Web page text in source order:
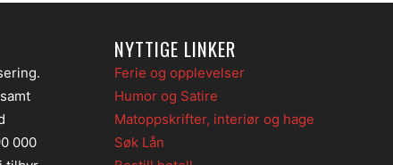
000
NYTTIGE LINKER
Ferie og opplevelser
Humor og Satire
Matoppskrifter, interiør og hage
Søk Lån